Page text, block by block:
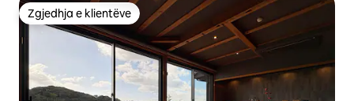
Zgjedhja e klientëve
Zgjedhja e klientëve